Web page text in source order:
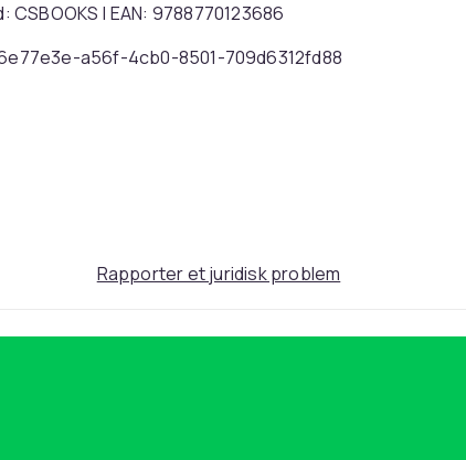
| EAN: 9788770123686
a56f-4cb0-8501-709d6312fd88
Rapporter et juridisk problem